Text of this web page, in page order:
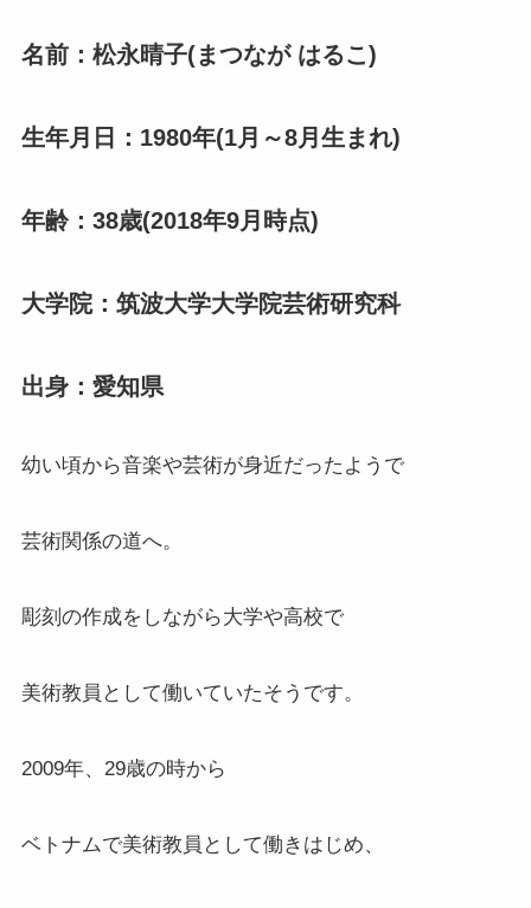
名前：松永晴子(まつなが はるこ)
生年月日：1980年(1月～8月生まれ)
年齢：38歳(2018年9月時点)
大学院：筑波大学大学院芸術研究科
出身：愛知県
幼い頃から音楽や芸術が身近だったようで
芸術関係の道へ。
彫刻の作成をしながら大学や高校で
美術教員として働いていたそうです。
2009年、29歳の時から
ベトナムで美術教員として働きはじめ、